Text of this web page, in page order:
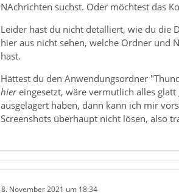
NAchrichten suchst. Oder möchtest das
Leider hast du nicht detalliert, wie du die
hier aus nicht sehen, welche Ordner und
hast.
Hättest du den Anwendungsordner
hiereingesetzt, wäre vermutlich alles
ausgelagert haben, dann kann ich mir
Screenshots überhaupt nicht lösen, also
8. November 2021 um 18:34